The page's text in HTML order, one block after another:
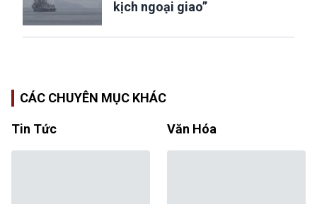
kịch ngoại giao”
CÁC CHUYÊN MỤC KHÁC
Tin Tức Văn Hóa